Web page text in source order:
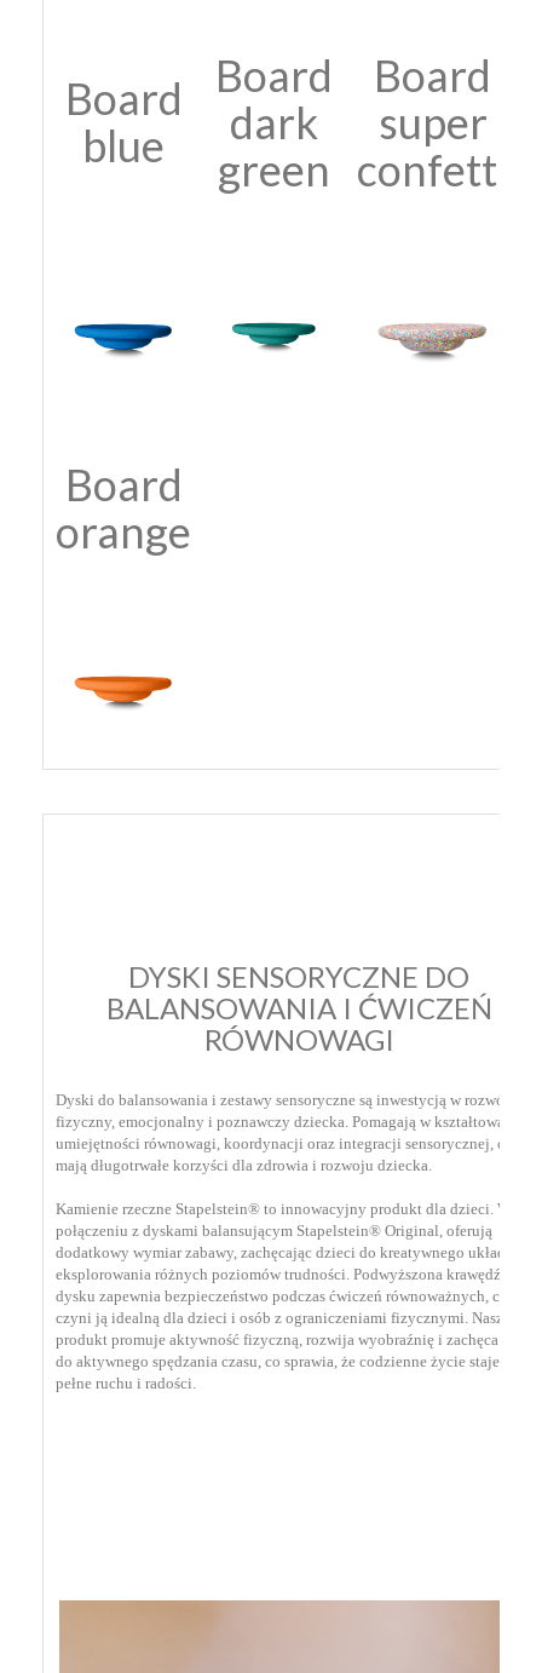
Board
blue
Board
dark
green
Board
super
confetti
Board
orange
DYSKI SENSORYCZNE DO
BALANSOWANIA I ĆWICZEŃ
RÓWNOWAGI
Dyski do balansowania i zestawy sensoryczne są inwestycją w rozwój
fizyczny, emocjonalny i poznawczy dziecka. Pomagają w kształtowaniu
umiejętności równowagi, koordynacji oraz integracji sensorycznej, co
mają długotrwałe korzyści dla zdrowia i rozwoju dziecka.
Kamienie rzeczne Stapelstein® to innowacyjny produkt dla dzieci. W
połączeniu z dyskami balansującym Stapelstein® Original, oferują
dodatkowy wymiar zabawy, zachęcając dzieci do kreatywnego układania i
eksplorowania różnych poziomów trudności. Podwyższona krawędź
dysku zapewnia bezpieczeństwo podczas ćwiczeń równoważnych, co
czyni ją idealną dla dzieci i osób z ograniczeniami fizycznymi. Nasz
produkt promuje aktywność fizyczną, rozwija wyobraźnię i zachęca dzieci
do aktywnego spędzania czasu, co sprawia, że codzienne życie staje się
pełne ruchu i radości.